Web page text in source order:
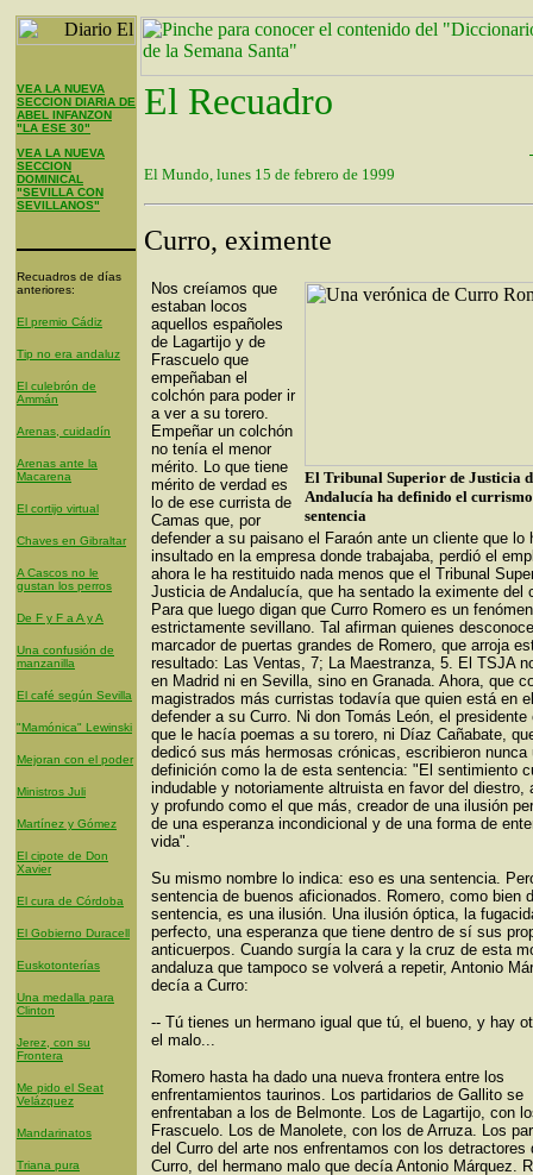
VEA LA NUEVA
SECCION DIARIA DE
ABEL INFANZON
"LA ESE 30"
VEA LA NUEVA
SECCION
DOMINICAL
"SEVILLA CON
SEVILLANOS"
Recuadros de días
anteriores:
El premio Cádiz
Tip no era andaluz
El culebrón de
Ammán
Arenas, cuidadín
Arenas ante la
Macarena
El cortijo virtual
Chaves en Gibraltar
A Cascos no le
gustan los perros
De F y F a A y A
Una confusión de
manzanilla
El café según Sevilla
"Mamónica" Lewinski
Mejoran con el poder
Ministros Juli
Martínez y Gómez
El cipote de Don
Xavier
El cura de Córdoba
El Gobierno Duracell
Euskotonterías
Una medalla para
Clinton
Jerez, con su
Frontera
Me pido el Seat
Velázquez
Mandarinatos
Triana pura
El Recuadro
El Mundo, lunes 15 de febrero de 1999
Curro, eximente
El Tribunal Superior de Justicia
Andalucía ha definido el
sentencia
Nos creíamos que
estaban locos
aquellos españoles
de Lagartijo y de
Frascuelo que
empeñaban el
colchón para poder ir
a ver a su torero.
Empeñar un colchón
no tenía el menor
mérito. Lo que tiene
mérito de verdad es
lo de ese currista de
Camas que, por
defender a su paisano el Faraón ante un cliente que lo
insultado en la empresa donde trabajaba, perdió el
ahora le ha restituido nada menos que el Tribunal
Justicia de Andalucía, que ha sentado la eximente del
Para que luego digan que Curro Romero es un
estrictamente sevillano. Tal afirman quienes
marcador de puertas grandes de Romero, que arroja
resultado: Las Ventas, 7; La Maestranza, 5. El TSJA
en Madrid ni en Sevilla, sino en Granada. Ahora, que
magistrados más curristas todavía que quien está en
defender a su Curro. Ni don Tomás León, el presidente
que le hacía poemas a su torero, ni Díaz Cañabate,
dedicó sus más hermosas crónicas, escribieron nunca
definición como la de esta sentencia: "El sentimiento
indudable y notoriamente altruista en favor del diestro,
y profundo como el que más, creador de una ilusión
de una esperanza incondicional y de una forma de
vida".
Su mismo nombre lo indica: eso es una sentencia.
sentencia de buenos aficionados. Romero, como bien
sentencia, es una ilusión. Una ilusión óptica, la
perfecto, una esperanza que tiene dentro de sí sus
anticuerpos. Cuando surgía la cara y la cruz de esta
andaluza que tampoco se volverá a repetir, Antonio
decía a Curro:
-- Tú tienes un hermano igual que tú, el bueno, y hay
el malo...
Romero hasta ha dado una nueva frontera entre los
enfrentamientos taurinos. Los partidarios de Gallito se
enfrentaban a los de Belmonte. Los de Lagartijo, con
Frascuelo. Los de Manolete, con los de Arruza. Los
del Curro del arte nos enfrentamos con los detractores
Curro, del hermano malo que decía Antonio Márquez.